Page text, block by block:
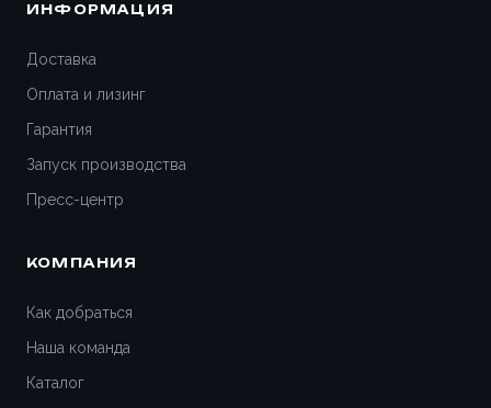
ИНФОРМАЦИЯ
Доставка
Оплата и лизинг
Гарантия
Запуск производства
Пресс-центр
КОМПАНИЯ
Как добраться
Наша команда
Каталог